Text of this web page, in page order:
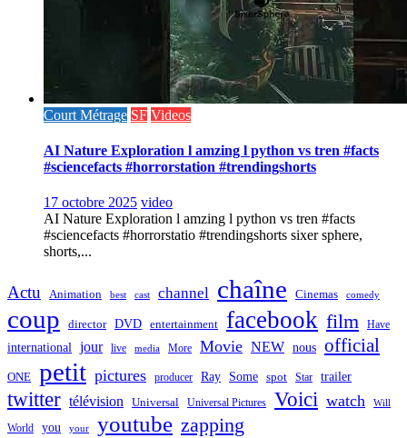
Court Métrage SF Videos
AI Nature Exploration l amzing l python vs tren #facts
#sciencefacts #horrorstation #trendingshorts
17 octobre 2025 video
AI Nature Exploration l amzing l python vs tren #facts
#sciencefacts #horrorstatio #trendingshorts sixer sphere,
shorts,...
Actu Animation best cast channel chaîne Cinemas comedy
coup director DVD entertainment facebook film Have
international jour live media More Movie NEW nous official
ONE petit pictures producer Ray Some spot Star trailer
twitter télévision Universal Universal Pictures Voici watch Will
World you your youtube zapping